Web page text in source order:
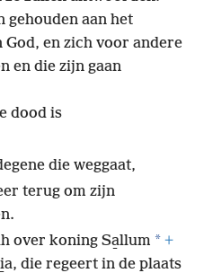
gehouden aan het
en zich voor andere
en die zijn gaan
dood is
die weggaat,
terug om zijn
over koning Sa̱llum * +
die regeert in de plaats